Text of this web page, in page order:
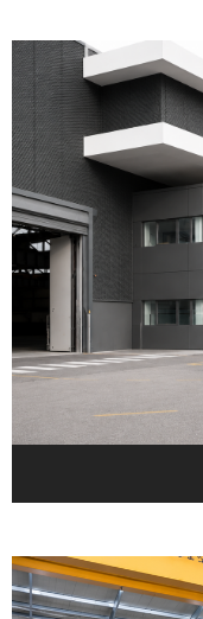
Il servizio
prodotto in gran
Africa, dei Paesi
clientela che ha
monte della
ed affidabile
Sidastico” - le